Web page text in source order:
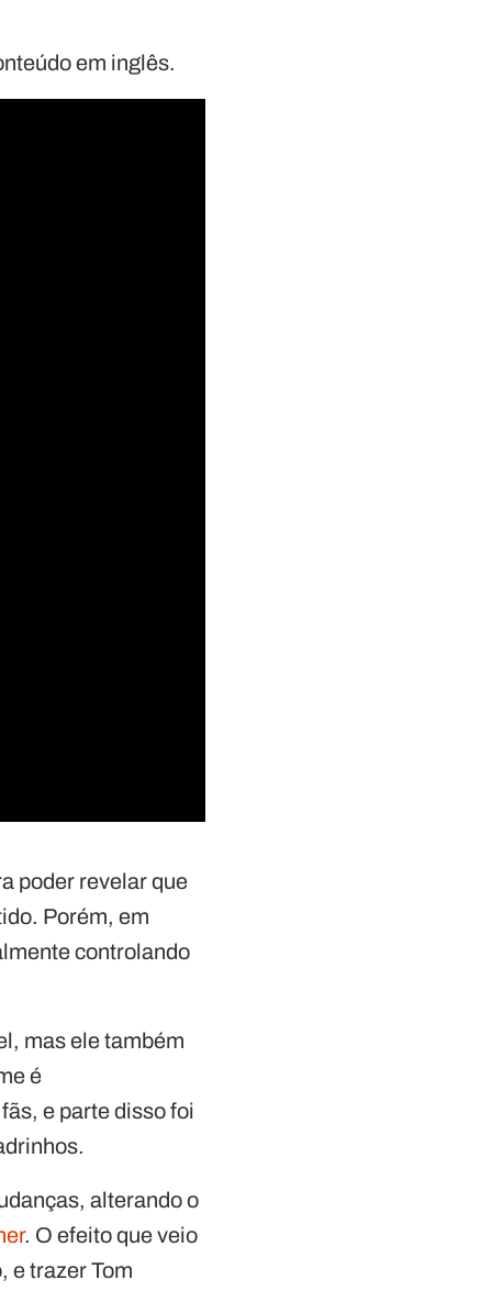
em inglês.
poder revelar que
Porém, em
controlando
mas ele também
é
e parte disso foi
alterando o
. O efeito que veio
e trazer Tom